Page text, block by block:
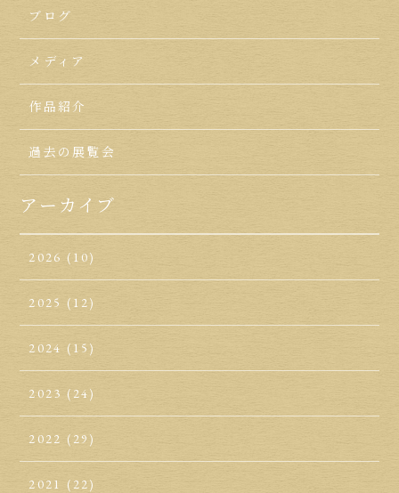
ブログ
メディア
作品紹介
過去の展覧会
アーカイブ
2026 (10)
2025 (12)
2024 (15)
2023 (24)
2022 (29)
2021 (22)